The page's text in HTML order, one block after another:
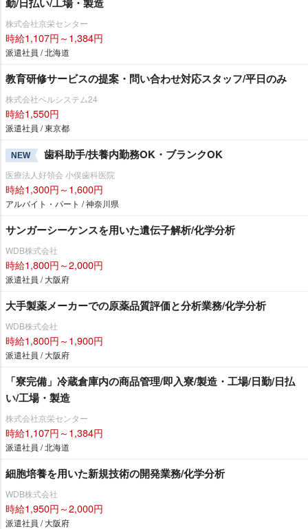
株式会社京栄センター
時給1,107円～1,384円
派遣社員 / 北海道
教育研修サービスの提案・問い合わせ対応スタッフ/平日のみ
株式会社ベルシステム24
時給1,550円
派遣社員 / 東京都
NEW 歯科助手/扶養内勤務OK・ブランクOK
医療法人好領会 小俣歯科医院
時給1,300円～1,600円
アルバイト・パート / 神奈川県
サンガーシーケンスを用いた遺伝子解析/化学分析
WDB株式会社
時給1,800円～2,000円
派遣社員 / 大阪府
大手製薬メーカーでの原薬品質評価と分析業務/化学分析
WDB株式会社
時給1,800円～1,900円
派遣社員 / 大阪府
「寮完備」冷蔵倉庫内の商品管理/即入寮/製造・工場/日勤/日払
い/工場・製造
株式会社京栄センター
時給1,107円～1,384円
派遣社員 / 北海道
細胞培養を用いた新規技術の開発業務/化学分析
WDB株式会社
時給1,950円～2,000円
派遣社員 / 大阪府